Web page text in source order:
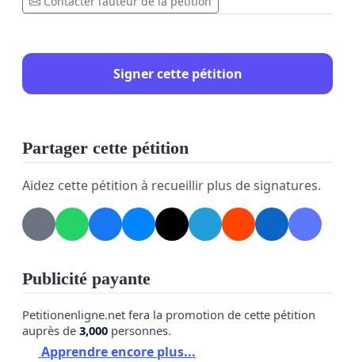
l’Éducation.
Signer cette pétition
Partager cette pétition
Aidez cette pétition à recueillir plus de signatures.
Publicité payante
Petitionenligne.net fera la promotion de cette pétition
auprès de 3,000 personnes.
Apprendre encore plus...